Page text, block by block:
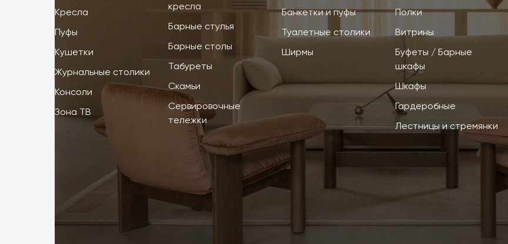
Кресла
Пуфы
Кушетки
Журнальные столики
Консоли
Зона ТВ
кресла
Барные стулья
Барные столы
Табуреты
Скамьи
Сервировочные
тележки
Банкетки и пуфы
Туалетные столики
Ширмы
Полки
Витрины
Буфеты / Барные
шкафы
Шкафы
Гардеробные
Лестницы и стремянки